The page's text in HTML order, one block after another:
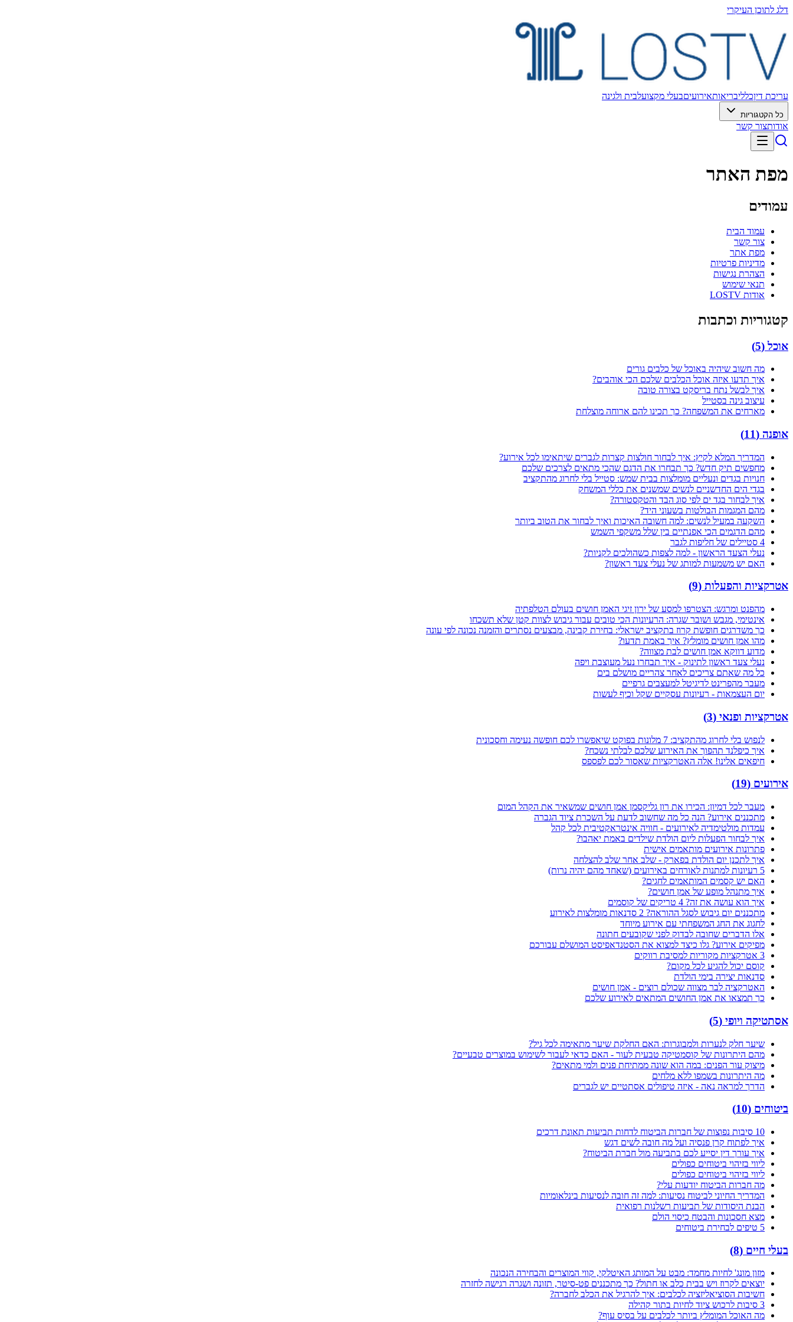
דלג לתוכן העיקרי
עריכת דיןכלליבריאותאירועיםבעלי מקצועלבית ולגינה
כל הקטגוריות
אודותצור קשר
מפת האתר
עמודים
עמוד הבית
צור קשר
מפת אתר
מדיניות פרטיות
הצהרת נגישות
תנאי שימוש
אודות LOSTV
קטגוריות וכתבות
אוכל (
5
)
מה חשוב שיהיה באוכל של כלבים גורים
איך תדעו איזה אוכל הכלבים שלכם הכי אוהבים?
איך לבשל נתח בריסקט בצורה טובה
עיצוב גינה בסטייל
מארחים את המשפחה? כך תכינו להם ארוחה מוצלחת
אופנה (
11
)
המדריך המלא לקיץ: איך לבחור חולצות קצרות לגברים שיתאימו לכל אירוע?
מחפשים תיק חדש? כך תבחרו את הדגם שהכי מתאים לצרכים שלכם
חנויות בגדים ונעליים מומלצות בבית שמש: סטייל בלי לחרוג מהתקציב
בגדי הים החדשניים לנשים שמשנים את כללי המשחק
איך לבחור בגד ים לפי סוג הבד והטקסטורה?
מהם המגמות הבולטות בשעוני היד?
השקעה במעיל לנשים: למה חשובה האיכות ואיך לבחור את הטוב ביותר
מהם הדגמים הכי אפנתיים בין שלל משקפי השמש
4 סטיילים של חליפות לגבר
נעלי הצעד הראשון - למה לצפות כשהולכים לקניות?
האם יש משמעות למותג של נעלי צעד ראשון?
אטרקציות והפעלות (
9
)
מהפנט ומרגש: הצטרפו למסע של ירון זיגי האמן חושים בעולם הטלפתיה
אינטימי, מגבש ושובר שגרה: הרעיונות הכי טובים עבור גיבוש לצוות קטן שלא תשכחו
כך משדרגים חופשת קרוז בתקציב ישראלי: בחירת קבינה, מבצעים נסתרים והזמנה נכונה לפי עונה
מהו אמן חושים מומלץ? איך באמת תדעו?
מדוע דווקא אמן חושים לבת מצווה?
נעלי צעד ראשון לתינוק - איך תבחרו נעל מעוצבת ויפה
כל מה שאתם צריכים לאחר צהריים מושלם בים
מעבר מהפרינט לדיגיטל למעצבים גרפיים
יום העצמאות - רעיונות עסקיים שקל וכיף לעשות
אטרקציות ופנאי (
3
)
לנפוש בלי לחרוג מהתקציב: 7 מלונות בפוקט שיאפשרו לכם חופשה נעימה וחסכונית
איך כיפלנד תהפוך את האירוע שלכם לבלתי נשכח?
חיפאים אלינו! אלה האטרקציות שאסור לכם לפספס
אירועים (
19
)
מעבר לכל דמיון: הכירו את רון גליקסמן אמן חושים שמשאיר את הקהל המום
מתכננים אירוע? הנה כל מה שחשוב לדעת על השכרת ציוד הגברה
עמדות מולטימדיה לאירועים - חוויה אינטראקטיבית לכל קהל
איך לבחור הפעלות ליום הולדת שילדים באמת יאהבו?
פתרונות אירועים מותאמים אישית
איך לתכנן יום הולדת בפארק - שלב אחר שלב להצלחה
5 רעיונות למתנות לאורחים באירועים (שאחד מהם יהיה נרות)
האם יש קסמים המותאמים לחגים?
איך מתנהל מופע של אמן חושים?
איך הוא עושה את זה? 4 טריקים של קוסמים
מתכננים יום גיבוש לסגל ההוראה? 2 סדנאות מומלצות לאירוע
לחגוג את החג המשפחתי עם אירוע מיוחד
אלו הדברים שחובה לבדוק לפני שקובעים חתונה
מפיקים אירוע? גלו כיצד למצוא את הסטנדאפיסט המושלם עבורכם
3 אטרקציות מקוריות למסיבת רווקים
קוסם יכול להגיע לכל מקום?
סדנאות יצירה בימי הולדת
האטרקציה לבר מצווה שכולם רוצים - אמן חושים
כך תמצאו את אמן החושים המתאים לאירוע שלכם
אסתטיקה ויופי (
5
)
שיער חלק לנערות ולמבוגרות: האם החלקת שיער מתאימה לכל גיל?
מהם היתרונות של קוסמטיקה טבעית לעור - האם כדאי לעבור לשימוש במוצרים טבעיים?
מיצוק עור הפנים: במה הוא שונה ממתיחת פנים ולמי מתאים?
מה היתרונות בשמפו ללא מלחים
הדרך למראה נאה - איזה טיפולים אסתטיים יש לגברים
ביטוחים (
10
)
10 סיבות נפוצות של חברות הביטוח לדחות תביעות תאונת דרכים
איך לפתוח קרן פנסיה ועל מה חובה לשים דגש
איך עורך דין יסייע לכם בתביעה מול חברת הביטוח?
ליווי בזיהוי ביטוחים כפולים
ליווי בזיהוי ביטוחים כפולים
מה חברות הביטוח יודעות עלי?
המדריך החיוני לביטוח נסיעות: למה זה חובה לנסיעות בינלאומיות
הבנת היסודות של תביעות רשלנות רפואית
מצא חסכונות והבטח כיסוי הולם
5 טיפים לבחירת ביטוחים
בעלי חיים (
8
)
מזון מונג' לחיות מחמד: מבט על המותג האיטלקי, קווי המוצרים והבחירה הנכונה
יוצאים לקרוז ויש בבית כלב או חתול? כך מתכננים פט-סיטר, תזונה ושגרה רגישה לחזרה
חשיבות הסוציאליזציה לכלבים: איך להרגיל את הכלב לחברה?
3 סיבות לרכוש ציוד לחיות בתור קהילה
מה האוכל המומלץ ביותר לכלבים על בסיס עוף?